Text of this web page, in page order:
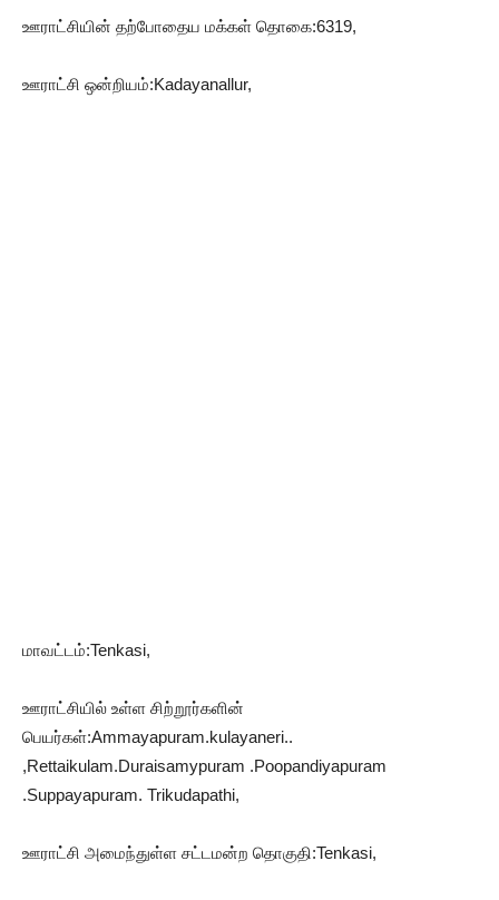
ஊராட்சியின் தற்போதைய மக்கள் தொகை:6319,
ஊராட்சி ஒன்றியம்:Kadayanallur,
மாவட்டம்:Tenkasi,
ஊராட்சியில் உள்ள சிற்றூர்களின்
பெயர்கள்:Ammayapuram.kulayaneri..
,Rettaikulam.Duraisamypuram .Poopandiyapuram
.Suppayapuram. Trikudapathi,
ஊராட்சி அமைந்துள்ள சட்டமன்ற தொகுதி:Tenkasi,